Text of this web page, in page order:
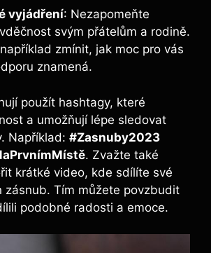
vyjádření: Nezapomeňte
svým přátelům a rodině.
zmínit, jak moc pro vás
znamená.
použít hashtagy, které
a umožňují lépe sledovat
Například: #Zasnuby2023
. Zvažte také
krátké video, kde sdílíte své
zásnub. Tím můžete povzbudit
podobné radosti a emoce.